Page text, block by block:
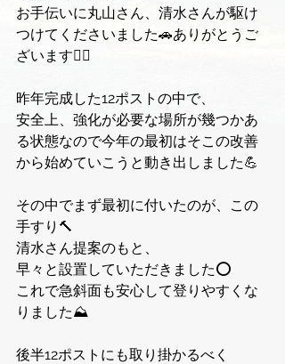
お手伝いに丸山さん、清水さんが駆け
つけてくださいました🚗ありがとうご
ざいます🙇‍♂️
昨年完成した12ポストの中で、
安全上、強化が必要な場所が幾つかあ
る状態なので今年の最初はそこの改善
から始めていこうと動き出しました💪
その中でまず最初に付いたのが、この
手すり🔨
清水さん提案のもと、
早々と設置していただきました⭕️
これで急斜面も安心して登りやすくな
りました⛰️
後半12ポストにも取り掛かるべく